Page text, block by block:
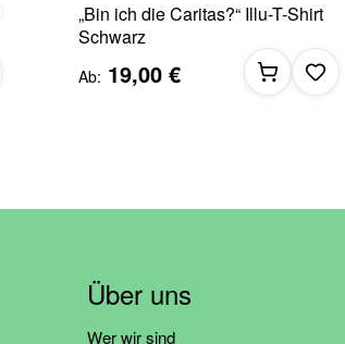
„Bin ich die Caritas?“ Illu-T-Shirt
Schwarz
Ab 19,00 €
Über uns
Wer wir sind